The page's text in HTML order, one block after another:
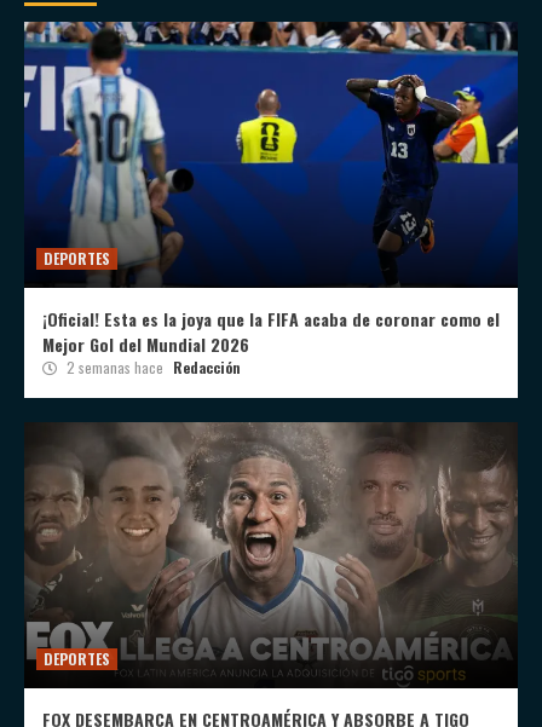
DEPORTES
¡Oficial! Esta es la joya que la FIFA acaba de coronar como el
Mejor Gol del Mundial 2026
2 semanas hace Redacción
DEPORTES
FOX DESEMBARCA EN CENTROAMÉRICA Y ABSORBE A TIGO